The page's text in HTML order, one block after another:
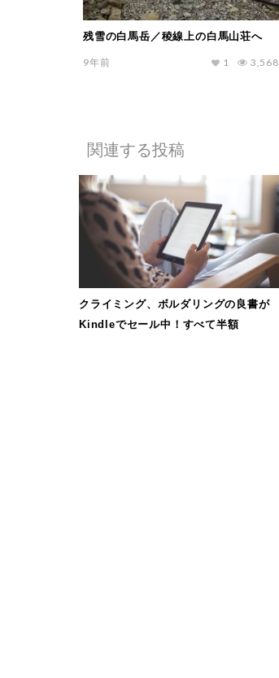
残雪の白馬岳／稜線上の白馬山荘へ
9年前 3,568
1
関連する投稿
クライミング、ボルダリングの良書が
Kindleでセール中！すべて半額